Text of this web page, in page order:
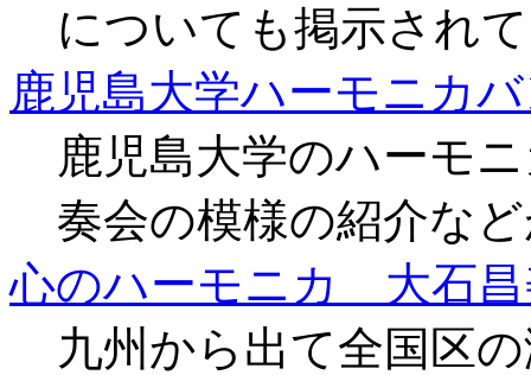
についても掲示され
鹿児島大学ハーモニカ
鹿児島大学のハーモ
奏会の模様の紹介な
心のハーモニカ 大石昌
九州から出て全国区